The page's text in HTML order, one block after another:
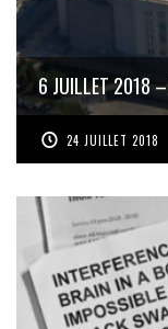
6 JUILLET 2018 –
24 JUILLET 2018